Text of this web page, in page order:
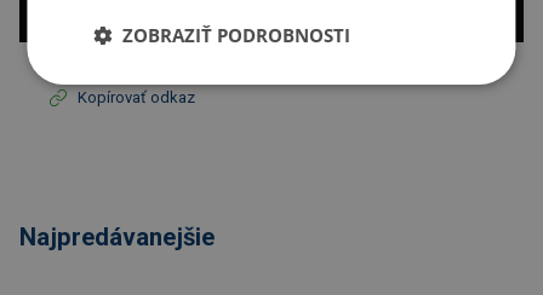
Kopírovať odkaz
Najpredávanejšie
ZOBRAZIŤ PODROBNOSTI